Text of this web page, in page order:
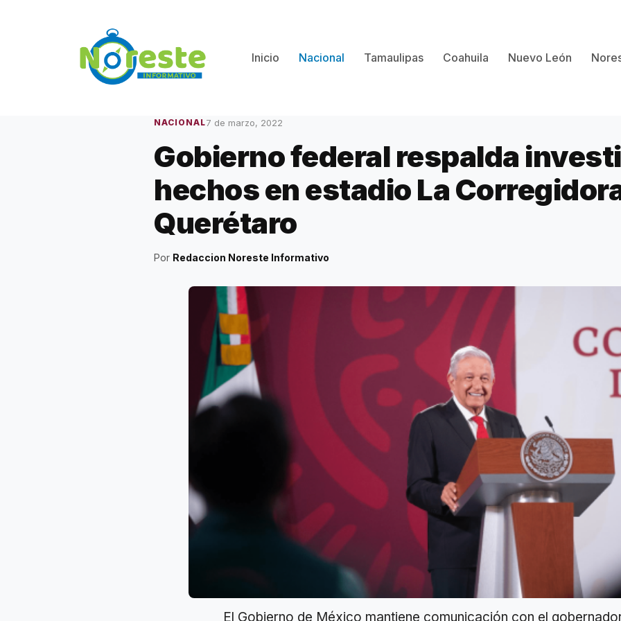
Inicio
Nacional Tamaulipas Coahuila Nuevo León
NACIONAL7 de marzo, 2022
Gobierno federal respalda
hechos en estadio La
Querétaro
Por Redaccion Noreste Informativo
El Gobierno de México mantiene comunicación con el